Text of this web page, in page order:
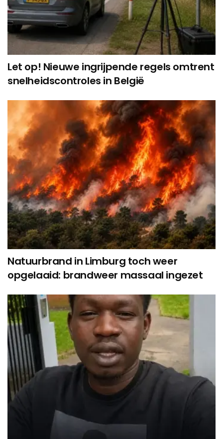
Let op! Nieuwe ingrijpende regels omtrent
snelheidscontroles in België
Natuurbrand in Limburg toch weer
opgelaaid: brandweer massaal ingezet